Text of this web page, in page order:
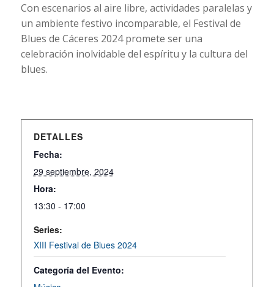
Con escenarios al aire libre, actividades paralelas y
un ambiente festivo incomparable, el Festival de
Blues de Cáceres 2024 promete ser una
celebración inolvidable del espíritu y la cultura del
blues.
DETALLES
Fecha:
29 septiembre, 2024
Hora:
13:30 - 17:00
Series:
XIII Festival de Blues 2024
Categoría del Evento: